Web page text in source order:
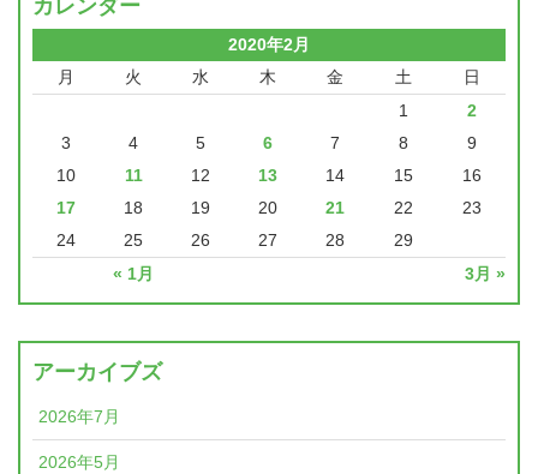
カレンダー
2020年2月
月
火 水 木 金 土 日
« 1月 3月 »
1
2
3
4 5 6 7 8
9
10
11 12 13 14 15
16
17
18 19 20 21 22
23
24
25 26 27 28 29
アーカイブズ
2026年7月
2026年5月